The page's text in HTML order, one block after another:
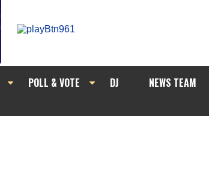
POLL & VOTE DJ
NEWS TEAM